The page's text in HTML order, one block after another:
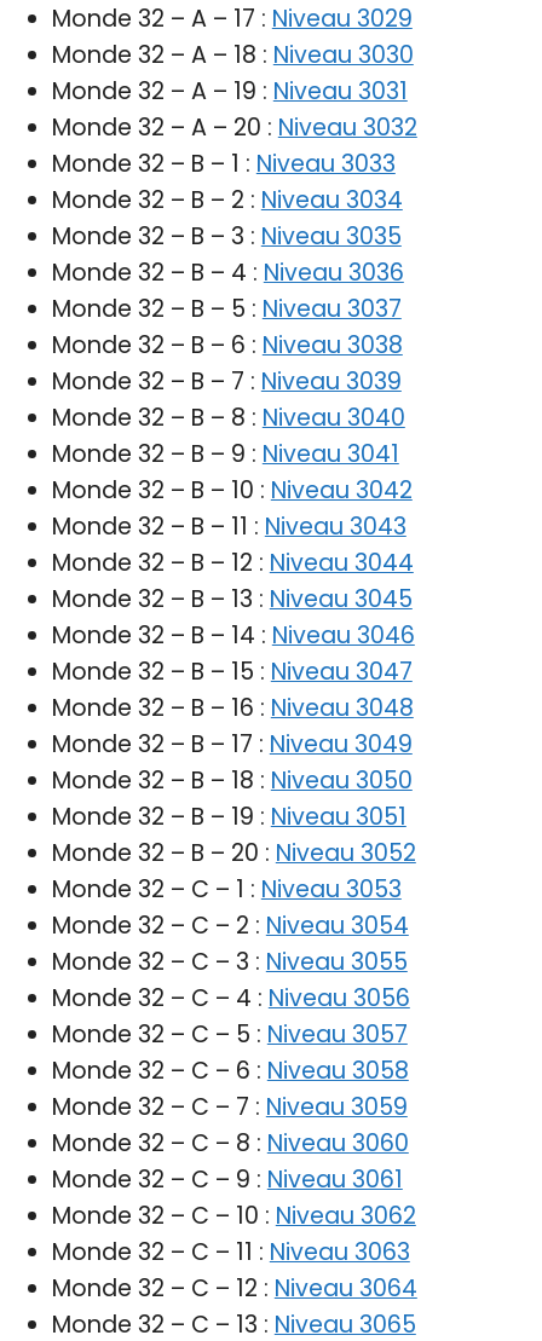
Monde 32 – A – 17 : Niveau 3029
Monde 32 – A – 18 : Niveau 3030
Monde 32 – A – 19 : Niveau 3031
Monde 32 – A – 20 : Niveau 3032
Monde 32 – B – 1 : Niveau 3033
Monde 32 – B – 2 : Niveau 3034
Monde 32 – B – 3 : Niveau 3035
Monde 32 – B – 4 : Niveau 3036
Monde 32 – B – 5 : Niveau 3037
Monde 32 – B – 6 : Niveau 3038
Monde 32 – B – 7 : Niveau 3039
Monde 32 – B – 8 : Niveau 3040
Monde 32 – B – 9 : Niveau 3041
Monde 32 – B – 10 : Niveau 3042
Monde 32 – B – 11 : Niveau 3043
Monde 32 – B – 12 : Niveau 3044
Monde 32 – B – 13 : Niveau 3045
Monde 32 – B – 14 : Niveau 3046
Monde 32 – B – 15 : Niveau 3047
Monde 32 – B – 16 : Niveau 3048
Monde 32 – B – 17 : Niveau 3049
Monde 32 – B – 18 : Niveau 3050
Monde 32 – B – 19 : Niveau 3051
Monde 32 – B – 20 : Niveau 3052
Monde 32 – C – 1 : Niveau 3053
Monde 32 – C – 2 : Niveau 3054
Monde 32 – C – 3 : Niveau 3055
Monde 32 – C – 4 : Niveau 3056
Monde 32 – C – 5 : Niveau 3057
Monde 32 – C – 6 : Niveau 3058
Monde 32 – C – 7 : Niveau 3059
Monde 32 – C – 8 : Niveau 3060
Monde 32 – C – 9 : Niveau 3061
Monde 32 – C – 10 : Niveau 3062
Monde 32 – C – 11 : Niveau 3063
Monde 32 – C – 12 : Niveau 3064
Monde 32 – C – 13 : Niveau 3065